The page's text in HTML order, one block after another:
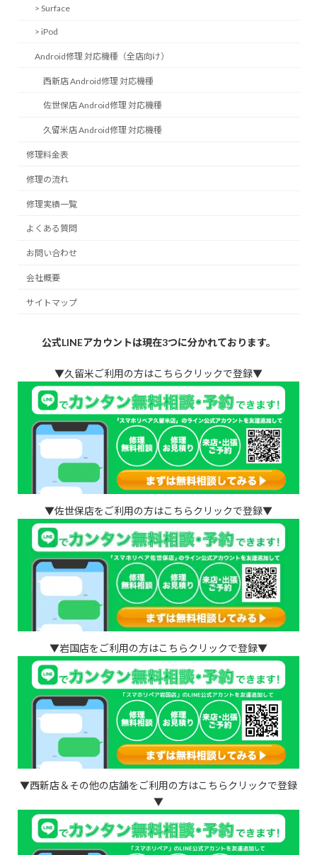
> Surface
> iPod
Android修理 対応機種（全店向け）
西新店 Android修理 対応機種
佐世保店 Android修理 対応機種
久留米店 Android修理 対応機種
修理料金表
修理の流れ
修理実績一覧
よくある質問
お問い合わせ
会社概要
サイトマップ
公式LINEアカウントは現在3つに分かれております。
▼久留米ご利用の方はこちらクリックで登録▼
▼佐世保店をご利用の方はこちらクリックで登録▼
▼岩国店をご利用の方はこちらクリックで登録▼
▼西新店＆その他の店舗をご利用の方はこちらクリックで登録
▼